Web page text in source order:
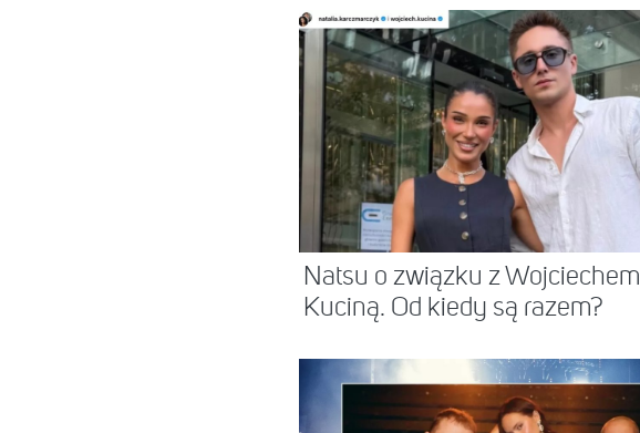
Natsu o związku z Wojciechem
Kuciną. Od kiedy są razem?